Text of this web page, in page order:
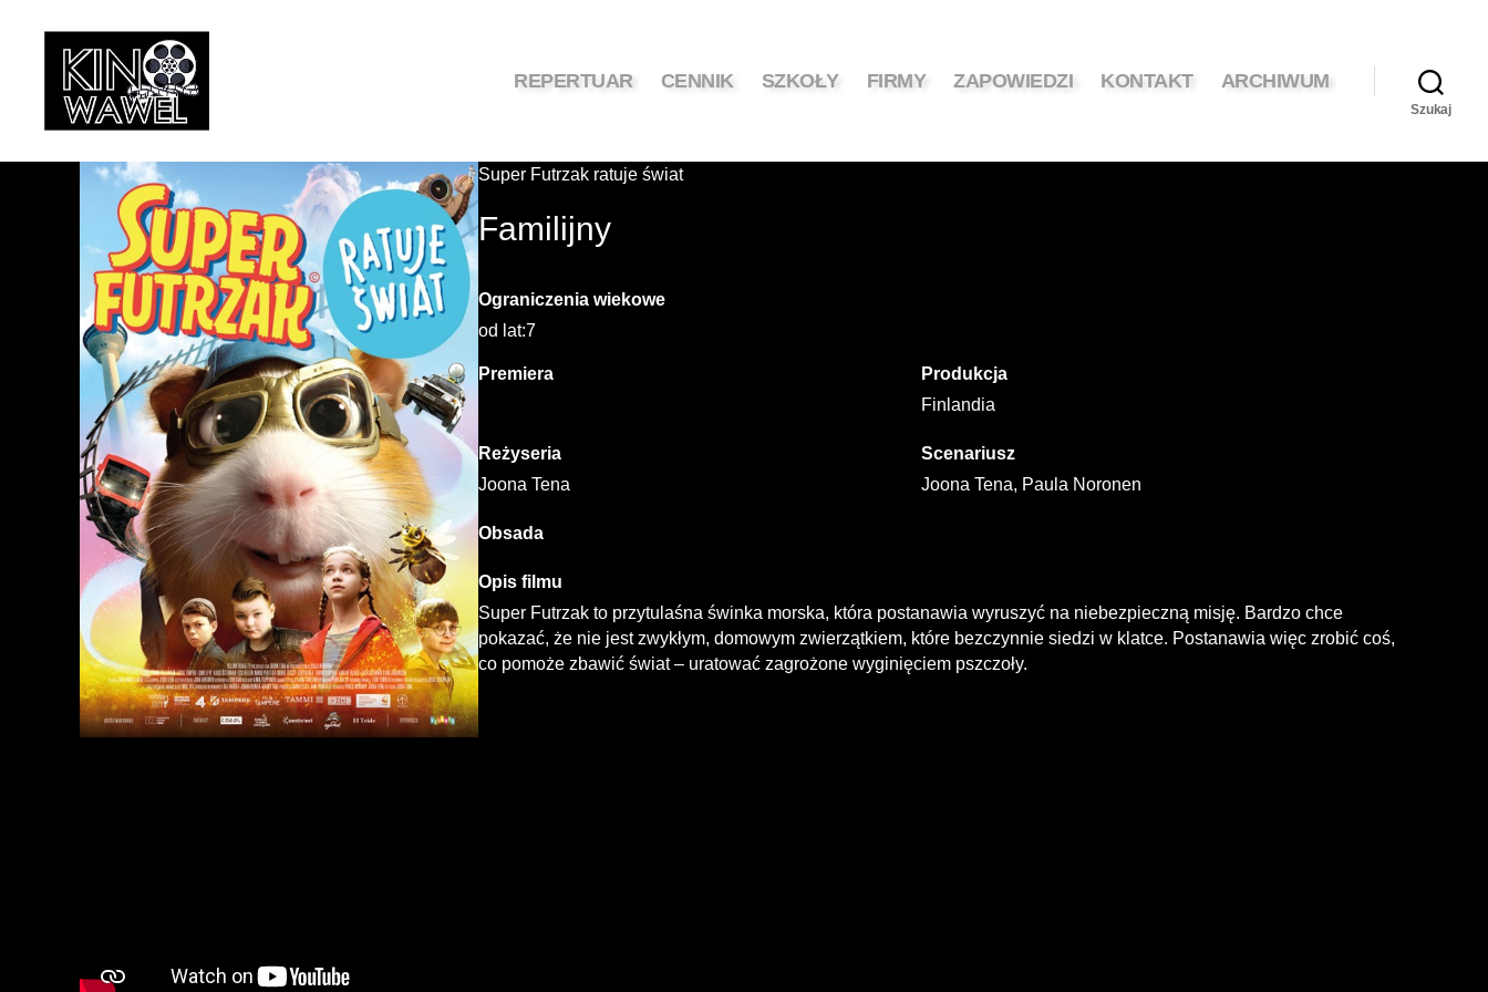
Wawel
Wojniczu
REPERTUAR CENNIK SZKOŁY FIRMY ZAPOWIEDZI KONTAKT ARCHIWUM
Szukaj
Super Futrzak ratuje świat
Familijny
Ograniczenia wiekowe
od lat:7
Premiera
Produkcja
Finlandia
Reżyseria
Joona Tena
Scenariusz
Joona Tena, Paula Noronen
Obsada
Opis filmu
Super Futrzak to przytulaśna świnka morska, która postanawia wyruszyć na niebezpieczną misję. Bardzo chce
pokazać, że nie jest zwykłym, domowym zwierzątkiem, które bezczynnie siedzi w klatce. Postanawia więc zrobić coś,
co pomoże zbawić świat – uratować zagrożone wyginięciem pszczoły.